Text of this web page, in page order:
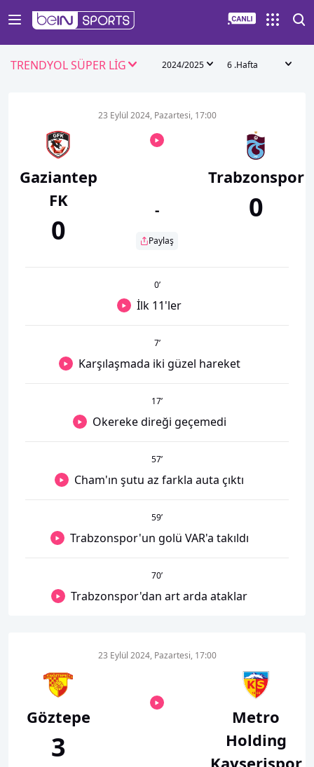
TRENDYOL SÜPER LİG 2024/2025 6 .Hafta
Gaziantep
FK
0
23 Eylül 2024, Pazartesi, 17:00
-
Paylaş
Trabzonspor
0
0’
İlk 11'ler
7’
Karşılaşmada iki güzel hareket
17’
Okereke direği geçemedi
57’
Cham'ın şutu az farkla auta çıktı
59’
Trabzonspor'un golü VAR'a takıldı
70’
Trabzonspor'dan art arda ataklar
Göztepe
3
23 Eylül 2024, Pazartesi, 17:00
Metro
Holding
Kayserispor